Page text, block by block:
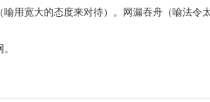
用宽大的态度来对待）。网漏吞舟（喻法令